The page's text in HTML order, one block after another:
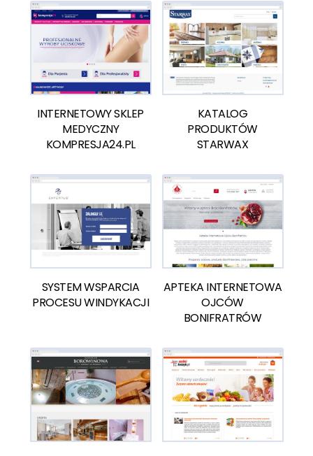
INTERNETOWY SKLEP
MEDYCZNY
KOMPRESJA24.PL
KATALOG
PRODUKTÓW
STARWAX
SYSTEM WSPARCIA
PROCESU WINDYKACJI
APTEKA INTERNETOWA
OJCÓW
BONIFRATRÓW